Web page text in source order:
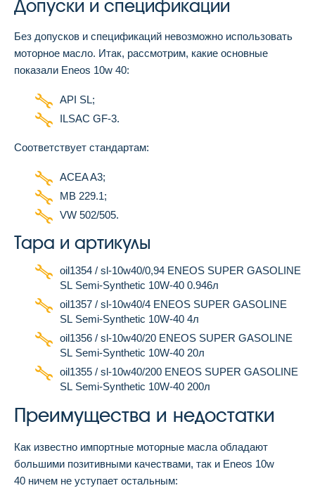
Допуски и спецификации
Без допусков и спецификаций невозможно использовать
моторное масло. Итак, рассмотрим, какие основные
показали Eneos 10w 40:
API SL;
ILSAC GF-3.
Соответствует стандартам:
ACEA A3;
MB 229.1;
VW 502/505.
Тара и артикулы
oil1354 / sl-10w40/0,94 ENEOS SUPER GASOLINE
SL Semi-Synthetic 10W-40 0.946л
oil1357 / sl-10w40/4 ENEOS SUPER GASOLINE
SL Semi-Synthetic 10W-40 4л
oil1356 / sl-10w40/20 ENEOS SUPER GASOLINE
SL Semi-Synthetic 10W-40 20л
oil1355 / sl-10w40/200 ENEOS SUPER GASOLINE
SL Semi-Synthetic 10W-40 200л
Преимущества и недостатки
Как известно импортные моторные масла обладают
большими позитивными качествами, так и Eneos 10w
40 ничем не уступает остальным: